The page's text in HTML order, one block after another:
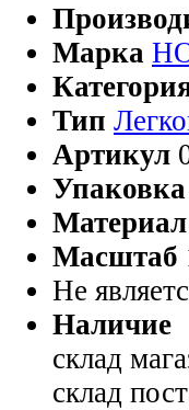
Марка
Тип
Артикул
Упаковка
Материал
Масштаб
Не
Наличие
склад
склад